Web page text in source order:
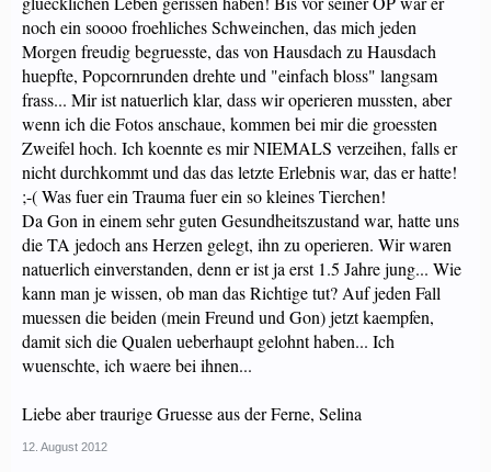
noch ein soooo froehliches Schweinchen, das mich jeden
Morgen freudig begruesste, das von Hausdach zu Hausdach
huepfte, Popcornrunden drehte und "einfach bloss" langsam
frass... Mir ist natuerlich klar, dass wir operieren mussten, aber
wenn ich die Fotos anschaue, kommen bei mir die groessten
Zweifel hoch. Ich koennte es mir NIEMALS verzeihen, falls er
nicht durchkommt und das das letzte Erlebnis war, das er hatte!
;-( Was fuer ein Trauma fuer ein so kleines Tierchen!
Da Gon in einem sehr guten Gesundheitszustand war, hatte uns
die TA jedoch ans Herzen gelegt, ihn zu operieren. Wir waren
natuerlich einverstanden, denn er ist ja erst 1.5 Jahre jung... Wie
kann man je wissen, ob man das Richtige tut? Auf jeden Fall
muessen die beiden (mein Freund und Gon) jetzt kaempfen,
damit sich die Qualen ueberhaupt gelohnt haben... Ich
wuenschte, ich waere bei ihnen...
Liebe aber traurige Gruesse aus der Ferne, Selina
12. August 2012